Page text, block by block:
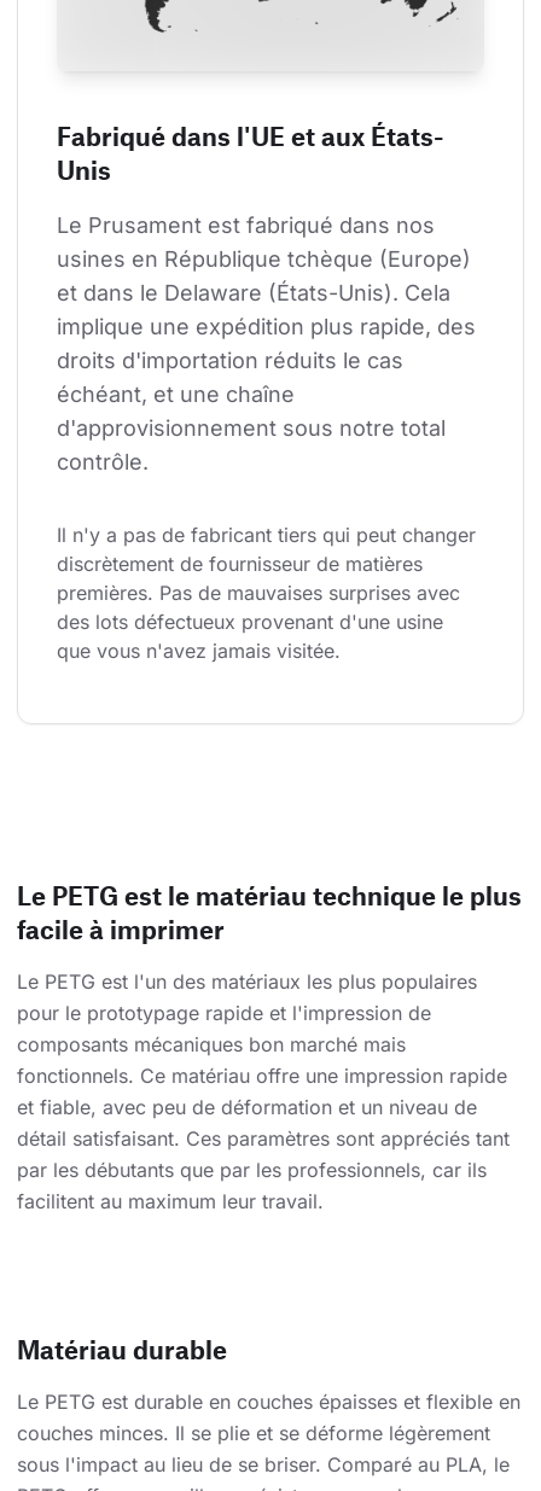
Fabriqué dans l'UE et aux États-
Unis
Le Prusament est fabriqué dans nos
usines en République tchèque (Europe)
et dans le Delaware (États-Unis). Cela
implique une expédition plus rapide, des
droits d'importation réduits le cas
échéant, et une chaîne
d'approvisionnement sous notre total
contrôle.
Il n'y a pas de fabricant tiers qui peut changer
discrètement de fournisseur de matières
premières. Pas de mauvaises surprises avec
des lots défectueux provenant d'une usine
que vous n'avez jamais visitée.
Le PETG est le matériau technique le plus
facile à imprimer
Le PETG est l'un des matériaux les plus populaires
pour le prototypage rapide et l'impression de
composants mécaniques bon marché mais
fonctionnels. Ce matériau offre une impression rapide
et fiable, avec peu de déformation et un niveau de
détail satisfaisant. Ces paramètres sont appréciés tant
par les débutants que par les professionnels, car ils
facilitent au maximum leur travail.
Matériau durable
Le PETG est durable en couches épaisses et flexible en
couches minces. Il se plie et se déforme légèrement
sous l'impact au lieu de se briser. Comparé au PLA, le